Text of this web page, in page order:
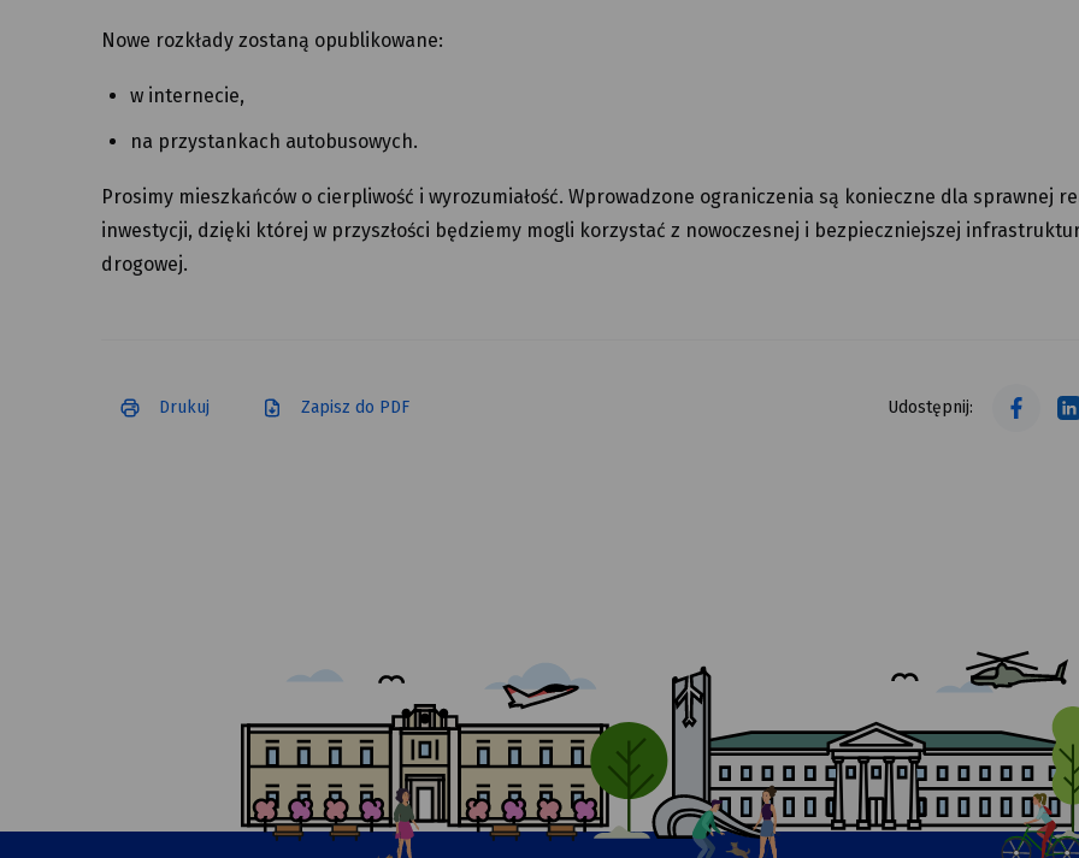
Nowe rozkłady zostaną opublikowane:
w internecie,
na przystankach autobusowych.
Prosimy mieszkańców o cierpliwość i wyrozumiałość. Wprowadzone ograniczenia są konieczne dla sprawnej
inwestycji, dzięki której w przyszłości będziemy mogli korzystać z nowoczesnej i bezpieczniejszej
drogowej.
Drukuj Zapisz do PDF Udostępnij: